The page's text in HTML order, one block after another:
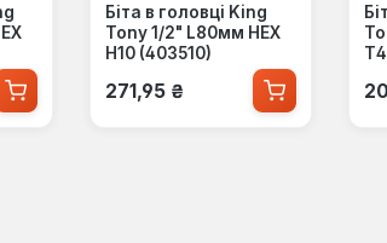
Біта в головці King
Tony 1/2" L80мм HEX
H10 (403510)
Звичайна ціна:
271,95 ₴